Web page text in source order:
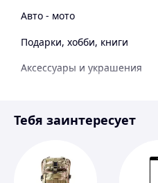
Авто - мото
Подарки, хобби, книги
Аксессуары и украшения
Спорт и отдых
Тебя заинтересует